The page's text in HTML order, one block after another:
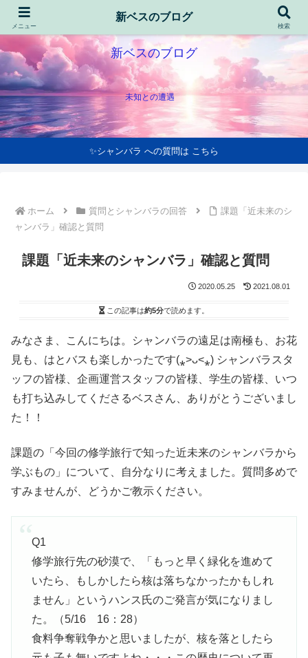
新ベスのブログ
未知との遭遇
✨シャンバラ への質問は こちら
ホーム 質問とシャンバラの回答
課題「近未来のシ
ャンバラ」確認と質問
課題「近未来のシャンバラ」確認と質問
2020.05.25 2021.08.01
この記事は約5分で読めます。
みなさま、こんにちは。シャンバラの遠足は南極も、お花
見も、はとバスも楽しかったです(⁎˃ᴗ˂⁎) シャンバラスタ
ッフの皆様、企画運営スタッフの皆様、学生の皆様、いつ
も打ち込みしてくださるベスさん、ありがとうございまし
た！！
課題の「今回の修学旅行で知った近未来のシャンバラから
学ぶもの」について、自分なりに考えました。質問多めで
すみませんが、どうかご教示ください。
Q1
修学旅行先の砂漠で、「もっと早く緑化を進めて
いたら、もしかしたら核は落ちなかったかもしれ
ません」というハンス氏のご発言が気になりまし
た。（5/16 16：28）
食料争奪戦争かと思いましたが、核を落としたら
メニュー
新ベスのブログ
検索